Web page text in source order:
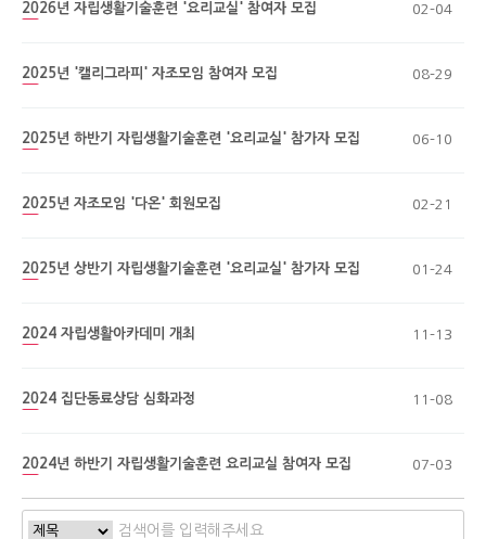
2026년 자립생활기술훈련 '요리교실' 참여자 모집 02-04
2025년 '캘리그라피' 자조모임 참여자 모집 08-29
2025년 하반기 자립생활기술훈련 '요리교실' 참가자 모집 06-10
2025년 자조모임 '다온' 회원모집 02-21
2025년 상반기 자립생활기술훈련 '요리교실' 참가자 모집 01-24
2024 자립생활아카데미 개최 11-13
2024 집단동료상담 심화과정 11-08
2024년 하반기 자립생활기술훈련 요리교실 참여자 모집 07-03